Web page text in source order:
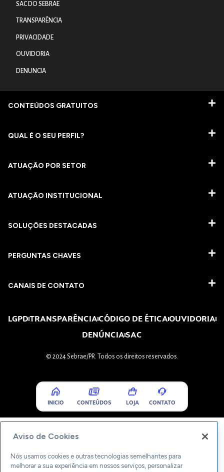
SAC DO SEBRAE
TRANSPARÊNCIA
PRIVACIDADE
OUVIDORIA
DENUNCIA
CONTEÚDOS GRATUITOS
QUAL É O SEU PERFIL?
ATUAÇÃO POR SETOR
ATUAÇÃO INSTITUCIONAL
SOLUÇÕES DESTACADAS
PERGUNTAS CHAVES​
CANAIS DE CONTATO
LGPDTRANSPARÊNCIACÓDIGO DE ÉTICAOUVIDORIA
DENÚNCIASAC
© 2024 Sebrae/PR. Todos os direitos reservados.
INICIO CONTEÚDOS LOJA CONTATO
Aviso de Cookies
Nós usamos cookies e outras tecnologias semelhantes para
melhorar a sua experiência em nossos serviços, personalizar